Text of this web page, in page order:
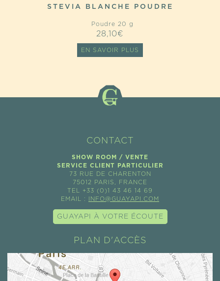
STEVIA BLANCHE POUDRE
Poudre 20 g
28,10€
EN SAVOIR PLUS
CONTACT
SHOW ROOM / VENTE
SERVICE CLIENT PARTICULIER
73 RUE DE CHARENTON
75012 PARIS, FRANCE
TEL +33 (0)1 43 46 14 69
EMAIL :
INFO@GUAYAPI.COM
GUAYAPI À VOTRE ÉCOUTE
PLAN D'ACCÈS